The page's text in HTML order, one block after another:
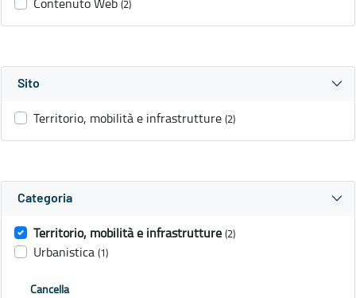
(2)
Sito
Territorio, mobilità e infrastrutture (2)
Categoria
Territorio, mobilità e infrastrutture (2)
Urbanistica (1)
Cancella